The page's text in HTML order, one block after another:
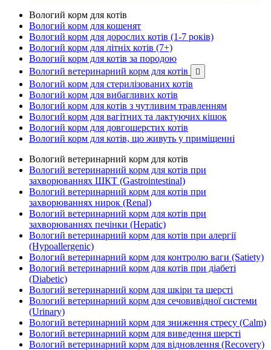
Вологий корм для котів
Вологий корм для кошенят
Вологий корм для дорослих котів (1-7 років)
Вологий корм для літніх котів (7+)
Вологий корм для котів за породою
Вологий ветеринарний корм для котів

Вологий корм для стерилізованих котів
Вологий корм для вибагливих котів
Вологий корм для котів з чутливим травленням
Вологий корм для вагітних та лактуючих кішок
Вологий корм для довгошерстих котів
Вологий корм для котів, що живуть у приміщенні
Вологий ветеринарний корм для котів
Вологий ветеринарний корм для котів при
захворюваннях ШКТ (Gastrointestinal)
Вологий ветеринарний корм для котів при
захворюваннях нирок (Renal)
Вологий ветеринарний корм для котів при
захворюваннях печінки (Hepatic)
Вологий ветеринарний корм для котів при алергії
(Hypoallergenic)
Вологий ветеринарний корм для контролю ваги (Satiety)
Вологий ветеринарний корм для котів при діабеті
(Diabetic)
Вологий ветеринарний корм для шкіри та шерсті
Вологий ветеринарний корм для сечовивідної системи
(Urinary)
Вологий ветеринарний корм для зниження стресу (Calm)
Вологий ветеринарний корм для виведення шерсті
Вологий ветеринарний корм для відновлення (Recovery)